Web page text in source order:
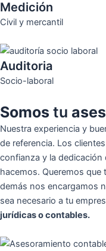
Medición
Civil y mercantil
Auditoria
Socio-laboral
Somos tu
Nuestra experiencia y
de referencia. Los
confianza y la
hacemos. Queremos
demás nos encargamos
sea necesario a tu
jurídicas o contables.